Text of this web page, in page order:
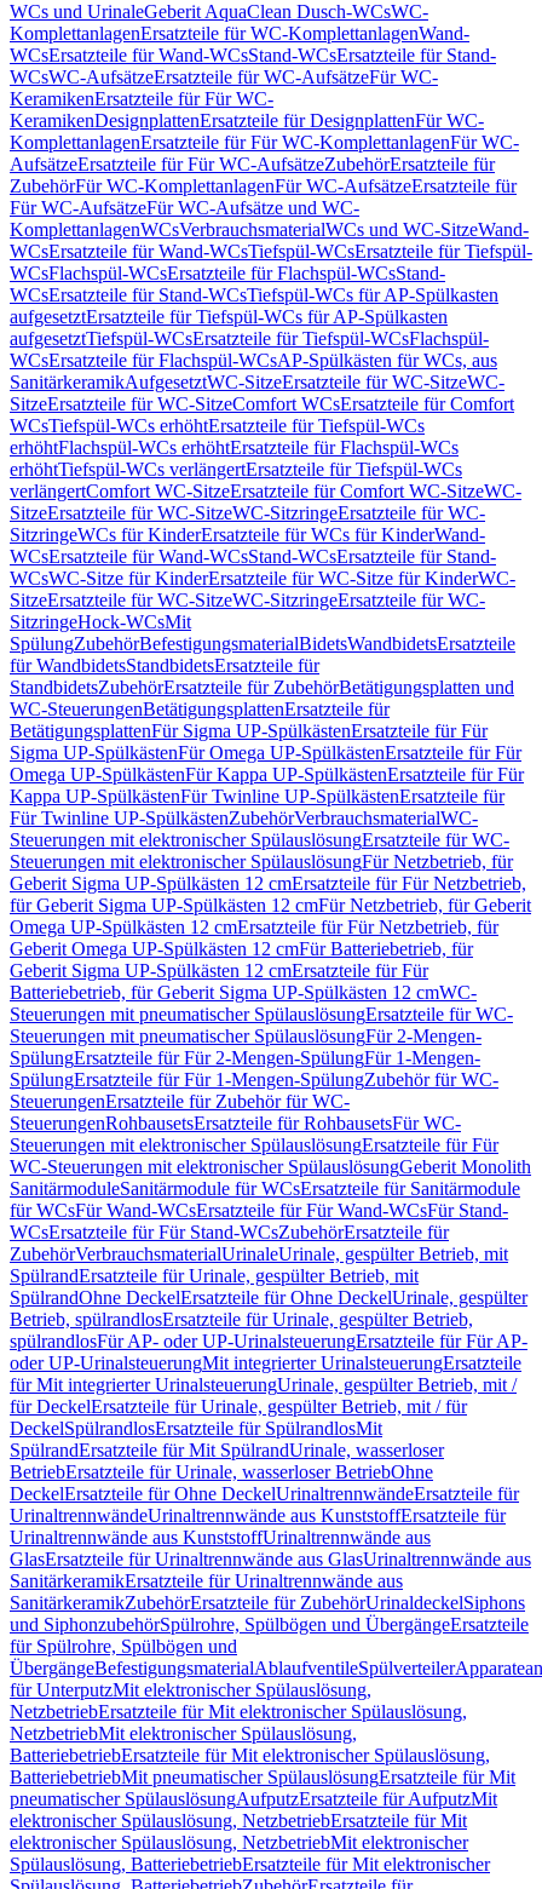
WCs und UrinaleGeberit AquaClean Dusch-WCsWC-
KomplettanlagenErsatzteile für WC-KomplettanlagenWand-
WCsErsatzteile für Wand-WCsStand-WCsErsatzteile für Stand-
WCsWC-AufsätzeErsatzteile für WC-AufsätzeFür WC-
KeramikenErsatzteile für Für WC-
KeramikenDesignplattenErsatzteile für DesignplattenFür WC-
KomplettanlagenErsatzteile für Für WC-KomplettanlagenFür WC-
AufsätzeErsatzteile für Für WC-AufsätzeZubehörErsatzteile für
ZubehörFür WC-KomplettanlagenFür WC-AufsätzeErsatzteile für
Für WC-AufsätzeFür WC-Aufsätze und WC-
KomplettanlagenWCsVerbrauchsmaterialWCs und WC-SitzeWand-
WCsErsatzteile für Wand-WCsTiefspül-WCsErsatzteile für Tiefspül-
WCsFlachspül-WCsErsatzteile für Flachspül-WCsStand-
WCsErsatzteile für Stand-WCsTiefspül-WCs für AP-Spülkasten
aufgesetztErsatzteile für Tiefspül-WCs für AP-Spülkasten
aufgesetztTiefspül-WCsErsatzteile für Tiefspül-WCsFlachspül-
WCsErsatzteile für Flachspül-WCsAP-Spülkästen für WCs, aus
SanitärkeramikAufgesetztWC-SitzeErsatzteile für WC-SitzeWC-
SitzeErsatzteile für WC-SitzeComfort WCsErsatzteile für Comfort
WCsTiefspül-WCs erhöhtErsatzteile für Tiefspül-WCs
erhöhtFlachspül-WCs erhöhtErsatzteile für Flachspül-WCs
erhöhtTiefspül-WCs verlängertErsatzteile für Tiefspül-WCs
verlängertComfort WC-SitzeErsatzteile für Comfort WC-SitzeWC-
SitzeErsatzteile für WC-SitzeWC-SitzringeErsatzteile für WC-
SitzringeWCs für KinderErsatzteile für WCs für KinderWand-
WCsErsatzteile für Wand-WCsStand-WCsErsatzteile für Stand-
WCsWC-Sitze für KinderErsatzteile für WC-Sitze für KinderWC-
SitzeErsatzteile für WC-SitzeWC-SitzringeErsatzteile für WC-
SitzringeHock-WCsMit
SpülungZubehörBefestigungsmaterialBidetsWandbidetsErsatzteile
für WandbidetsStandbidetsErsatzteile für
StandbidetsZubehörErsatzteile für ZubehörBetätigungsplatten und
WC-SteuerungenBetätigungsplattenErsatzteile für
BetätigungsplattenFür Sigma UP-SpülkästenErsatzteile für Für
Sigma UP-SpülkästenFür Omega UP-SpülkästenErsatzteile für Für
Omega UP-SpülkästenFür Kappa UP-SpülkästenErsatzteile für Für
Kappa UP-SpülkästenFür Twinline UP-SpülkästenErsatzteile für
Für Twinline UP-SpülkästenZubehörVerbrauchsmaterialWC-
Steuerungen mit elektronischer SpülauslösungErsatzteile für WC-
Steuerungen mit elektronischer SpülauslösungFür Netzbetrieb, für
Geberit Sigma UP-Spülkästen 12 cmErsatzteile für Für Netzbetrieb,
für Geberit Sigma UP-Spülkästen 12 cmFür Netzbetrieb, für Geberit
Omega UP-Spülkästen 12 cmErsatzteile für Für Netzbetrieb, für
Geberit Omega UP-Spülkästen 12 cmFür Batteriebetrieb, für
Geberit Sigma UP-Spülkästen 12 cmErsatzteile für Für
Batteriebetrieb, für Geberit Sigma UP-Spülkästen 12 cmWC-
Steuerungen mit pneumatischer SpülauslösungErsatzteile für WC-
Steuerungen mit pneumatischer SpülauslösungFür 2-Mengen-
SpülungErsatzteile für Für 2-Mengen-SpülungFür 1-Mengen-
SpülungErsatzteile für Für 1-Mengen-SpülungZubehör für WC-
SteuerungenErsatzteile für Zubehör für WC-
SteuerungenRohbausetsErsatzteile für RohbausetsFür WC-
Steuerungen mit elektronischer SpülauslösungErsatzteile für Für
WC-Steuerungen mit elektronischer SpülauslösungGeberit Monolith
SanitärmoduleSanitärmodule für WCsErsatzteile für Sanitärmodule
für WCsFür Wand-WCsErsatzteile für Für Wand-WCsFür Stand-
WCsErsatzteile für Für Stand-WCsZubehörErsatzteile für
ZubehörVerbrauchsmaterialUrinaleUrinale, gespülter Betrieb, mit
SpülrandErsatzteile für Urinale, gespülter Betrieb, mit
SpülrandOhne DeckelErsatzteile für Ohne DeckelUrinale, gespülter
Betrieb, spülrandlosErsatzteile für Urinale, gespülter Betrieb,
spülrandlosFür AP- oder UP-UrinalsteuerungErsatzteile für Für AP-
oder UP-UrinalsteuerungMit integrierter UrinalsteuerungErsatzteile
für Mit integrierter UrinalsteuerungUrinale, gespülter Betrieb, mit /
für DeckelErsatzteile für Urinale, gespülter Betrieb, mit / für
DeckelSpülrandlosErsatzteile für SpülrandlosMit
SpülrandErsatzteile für Mit SpülrandUrinale, wasserloser
BetriebErsatzteile für Urinale, wasserloser BetriebOhne
DeckelErsatzteile für Ohne DeckelUrinaltrennwändeErsatzteile für
UrinaltrennwändeUrinaltrennwände aus KunststoffErsatzteile für
Urinaltrennwände aus KunststoffUrinaltrennwände aus
GlasErsatzteile für Urinaltrennwände aus GlasUrinaltrennwände aus
SanitärkeramikErsatzteile für Urinaltrennwände aus
SanitärkeramikZubehörErsatzteile für ZubehörUrinaldeckelSiphons
und SiphonzubehörSpülrohre, Spülbögen und ÜbergängeErsatzteile
für Spülrohre, Spülbögen und
ÜbergängeBefestigungsmaterialAblaufventileSpülverteiler
für UnterputzMit elektronischer Spülauslösung,
NetzbetriebErsatzteile für Mit elektronischer Spülauslösung,
NetzbetriebMit elektronischer Spülauslösung,
BatteriebetriebErsatzteile für Mit elektronischer Spülauslösung,
BatteriebetriebMit pneumatischer SpülauslösungErsatzteile für Mit
pneumatischer SpülauslösungAufputzErsatzteile für AufputzMit
elektronischer Spülauslösung, NetzbetriebErsatzteile für Mit
elektronischer Spülauslösung, NetzbetriebMit elektronischer
Spülauslösung, BatteriebetriebErsatzteile für Mit elektronischer